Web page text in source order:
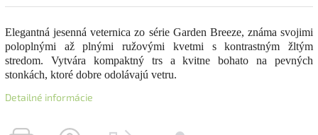
Elegantná jesenná veternica zo série Garden Breeze, známa svojimi
poloplnými až plnými ružovými kvetmi s kontrastným žltým
stredom. Vytvára kompaktný trs a kvitne bohato na pevných
stonkách, ktoré dobre odolávajú vetru.
Detailné informácie